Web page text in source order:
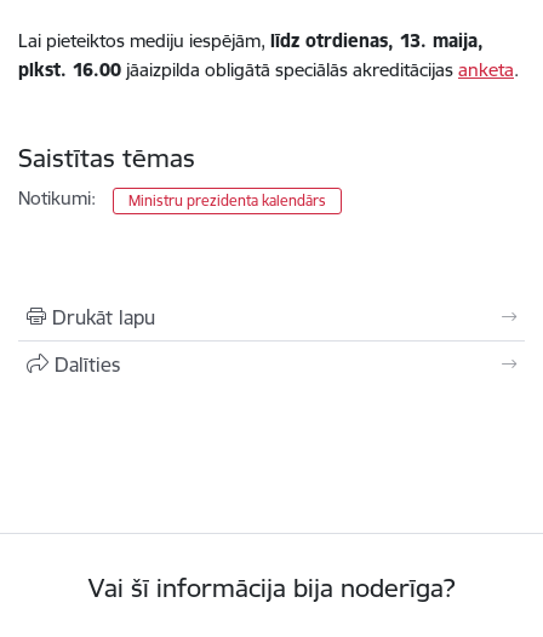
Lai pieteiktos mediju iespējām, līdz otrdienas, 13. maija,
plkst. 16.00 jāaizpilda obligātā speciālās akreditācijas anketa.
Saistītas tēmas
Notikumi: Ministru prezidenta kalendārs
Drukāt lapu
Dalīties
Vai šī informācija bija noderīga?